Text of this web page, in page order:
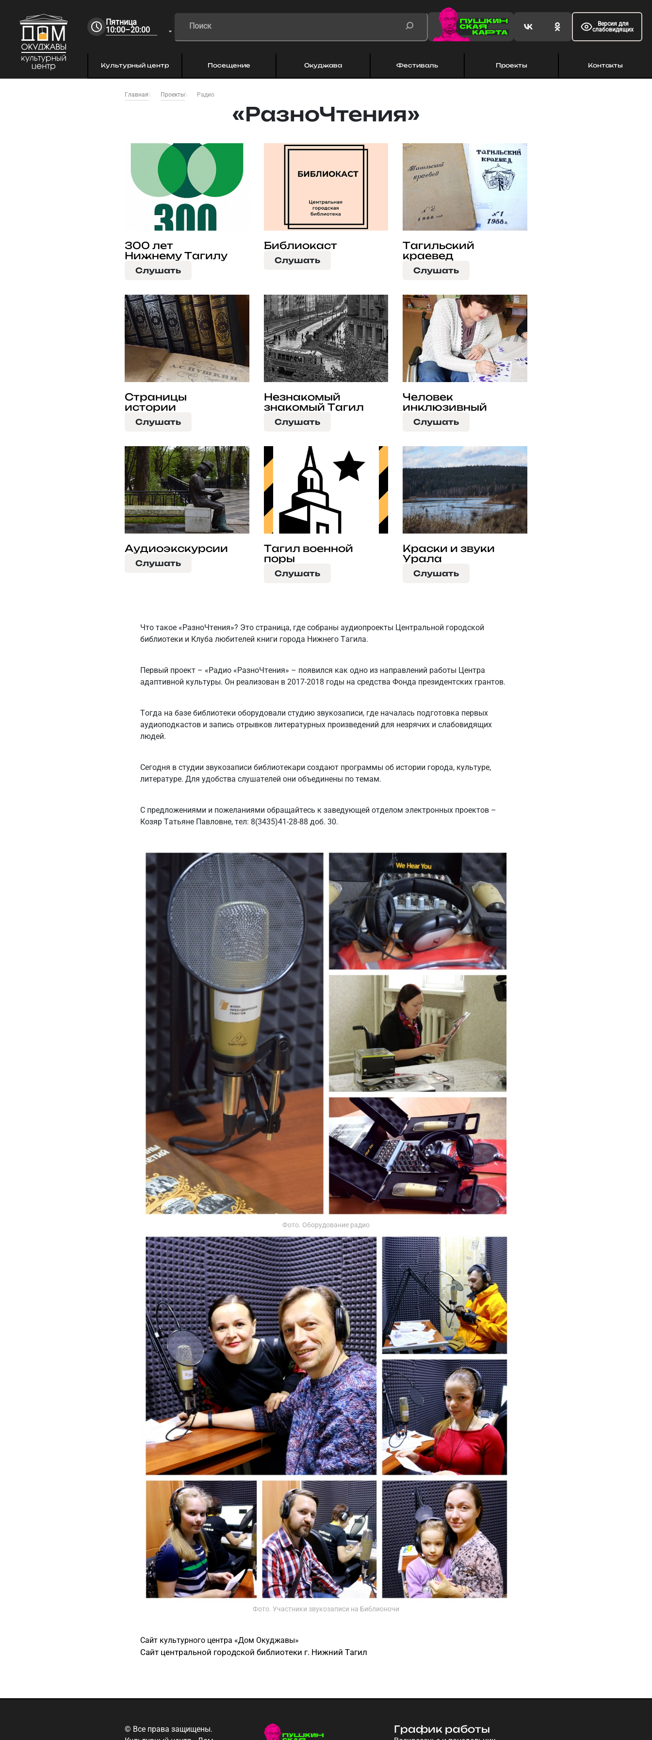
Пятница
10:00–20:00
Версия для
слабовидящих
Культурный центр Посещение Окуджава Фестиваль Проекты Контакты
Главная Проекты Радио
«РазноЧтения»
300 лет
Нижнему Тагилу
Слушать
Библиокаст
Слушать
Тагильский
краевед
Слушать
Страницы
истории
Слушать
Незнакомый
знакомый Тагил
Слушать
Человек
инклюзивный
Слушать
Аудиоэкскурсии
Слушать
Тагил военной
поры
Слушать
Краски и звуки
Урала
Слушать
Что такое «РазноЧтения»? Это страница, где собраны аудиопроекты Центральной городской
библиотеки и Клуба любителей книги города Нижнего Тагила.
Первый проект – «Радио «РазноЧтения» – появился как одно из направлений работы Центра
адаптивной культуры. Он реализован в 2017-2018 годы на средства Фонда президентских грантов.
Тогда на базе библиотеки оборудовали студию звукозаписи, где началась подготовка первых
аудиоподкастов и запись отрывков литературных произведений для незрячих и слабовидящих
людей.
Сегодня в студии звукозаписи библиотекари создают программы об истории города, культуре,
литературе. Для удобства слушателей они объединены по темам.
С предложениями и пожеланиями обращайтесь к заведующей отделом электронных проектов –
Козяр Татьяне Павловне, тел: 8(3435)41-28-88 доб. 30.
Фото. Оборудование радио
Фото. Участники звукозаписи на Библионочи
Сайт культурного центра «Дом Окуджавы»
Сайт центральной городской библиотеки г. Нижний Тагил
© Все права защищены.
График работы